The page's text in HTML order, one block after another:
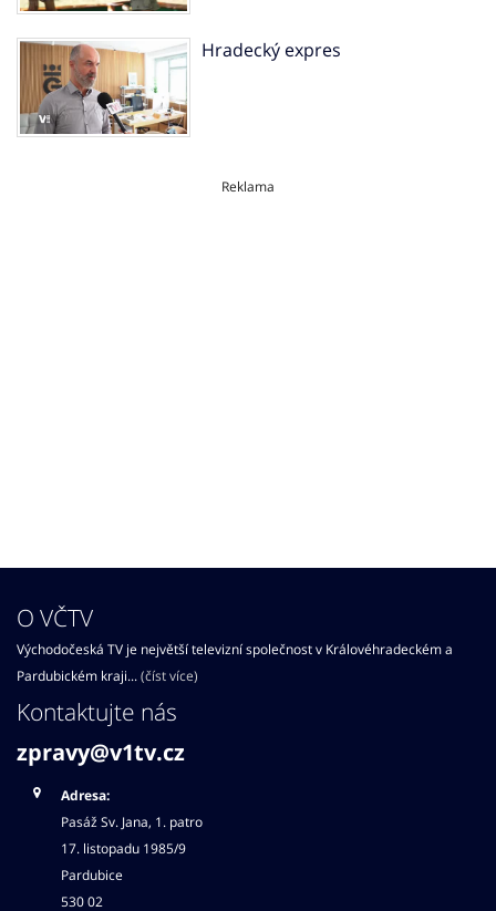
Hradecký expres
Reklama
O VČTV
Východočeská TV je největší televizní společnost v Královéhradeckém a
Pardubickém kraji...(číst více)
Kontaktujte nás
zpravy@v1tv.cz
Adresa:
Pasáž Sv. Jana, 1. patro
17. listopadu 1985/9
Pardubice
530 02